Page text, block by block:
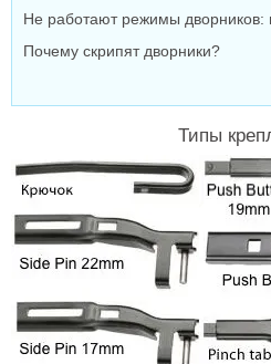
Не работают режимы
Почему скрипят дворники?
Типы